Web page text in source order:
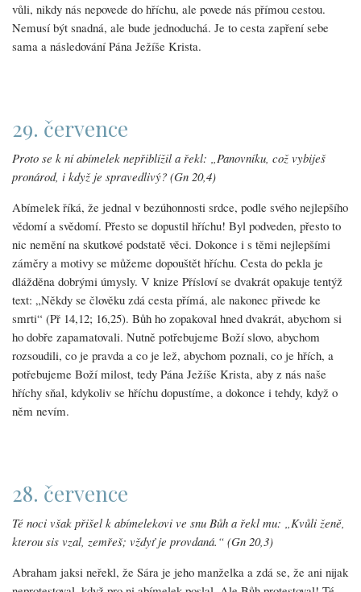
vůli, nikdy nás nepovede do hříchu, ale povede nás přímou cestou.
Nemusí být snadná, ale bude jednoduchá. Je to cesta zapření sebe
sama a následování Pána Ježíše Krista.
29. července
Proto se k ní abímelek nepřiblížil a řekl: „Panovníku, což vybiješ
pronárod, i když je spravedlivý? (Gn 20,4)
Abímelek říká, že jednal v bezúhonnosti srdce, podle svého nejlepšího
vědomí a svědomí. Přesto se dopustil hříchu! Byl podveden, přesto to
nic nemění na skutkové podstatě věci. Dokonce i s těmi nejlepšími
záměry a motivy se můžeme dopouštět hříchu. Cesta do pekla je
dlážděna dobrými úmysly. V knize Přísloví se dvakrát opakuje tentýž
text: „Někdy se člověku zdá cesta přímá, ale nakonec přivede ke
smrti“ (Př 14,12; 16,25). Bůh ho zopakoval hned dvakrát, abychom si
ho dobře zapamatovali. Nutně potřebujeme Boží slovo, abychom
rozsoudili, co je pravda a co je lež, abychom poznali, co je hřích, a
potřebujeme Boží milost, tedy Pána Ježíše Krista, aby z nás naše
hříchy sňal, kdykoliv se hříchu dopustíme, a dokonce i tehdy, když o
něm nevím.
28. července
Té noci však přišel k abímelekovi ve snu Bůh a řekl mu: „Kvůli ženě,
kterou sis vzal, zemřeš; vždyť je provdaná.“ (Gn 20,3)
Abraham jaksi neřekl, že Sára je jeho manželka a zdá se, že ani nijak